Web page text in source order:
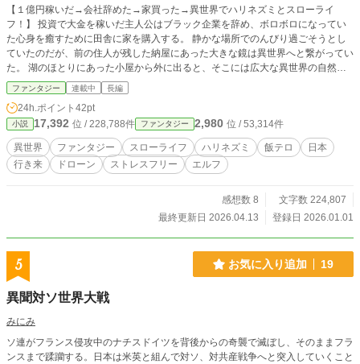
【１億円稼いだ→会社辞めた→家買った→異世界でハリネズミとスローライ
フ！】 投資で大金を稼いだ主人公はブラック企業を辞め、ボロボロになってい
た心身を癒すために田舎に家を購入する。 静かな場所でのんびり過ごそうとし
ていたのだが、前の住人が残した納屋にあった大きな鏡は異世界へと繋がってい
た。 湖のほとりにあった小屋から外に出ると、そこには広大な異世界の自然が
広がっており、心を奪われた。 そこで不思議なハリネズミや異世界の住人達と
出会い、こちらの世界のホームセンターやアウトドアショップで買い込んだ物を
持ち込み…… ※他投稿サイト様でも公開中です。
ファンタジー 連載中 長編
24h.ポイント 42pt
小説 17,392 位 / 228,788件 ファンタジー 2,980 位 / 53,314件
異世界 ファンタジー スローライフ ハリネズミ 飯テロ
日本
行き来
ドローン ストレスフリー エルフ
感想数 8
文字数 224,807
最終更新日 2026.04.13
登録日 2026.01.01
5 お気に入り追加 19
異聞対ソ世界大戦
みにみ
ソ連がフランス侵攻中のナチスドイツを背後からの奇襲で滅ぼし、そのままフラ
ンスまで蹂躪する。日本は米英と組んで対ソ、対共産戦争へと突入していくこと